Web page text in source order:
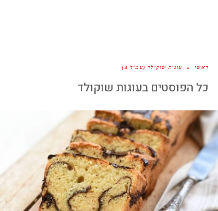
ראשי » עוגות שוקולד (עמוד 4)
כל הפוסטים ב עוגות שוקולד